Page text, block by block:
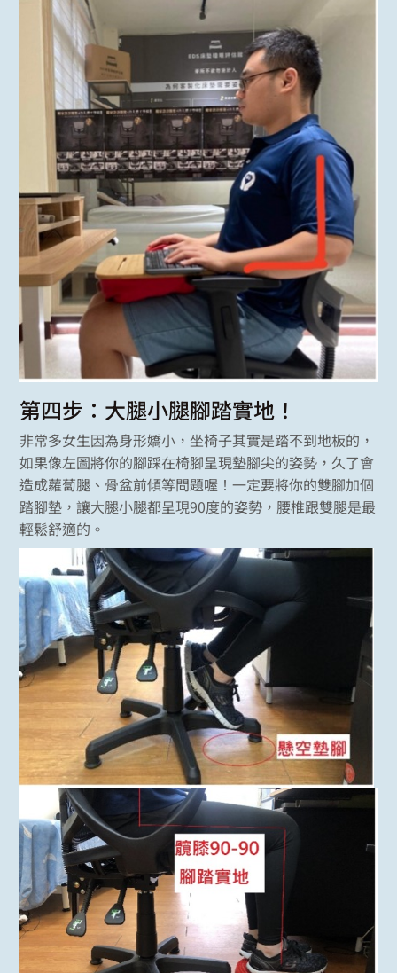
第四步：大腿小腿腳踏實地！
非常多女生因為身形嬌小，坐椅子其實是踏不到地板的，
如果像左圖將你的腳踩在椅腳呈現墊腳尖的姿勢，久了會
造成蘿蔔腿、骨盆前傾等問題喔！一定要將你的雙腳加個
踏腳墊，讓大腿小腿都呈現90度的姿勢，腰椎跟雙腿是最
輕鬆舒適的。